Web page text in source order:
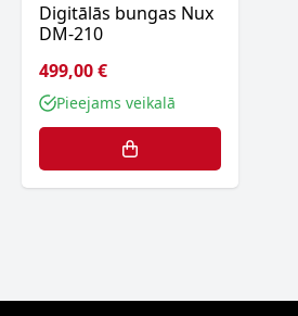
Digitālās bungas Nux
DM-210
499,00 €
Pieejams veikalā